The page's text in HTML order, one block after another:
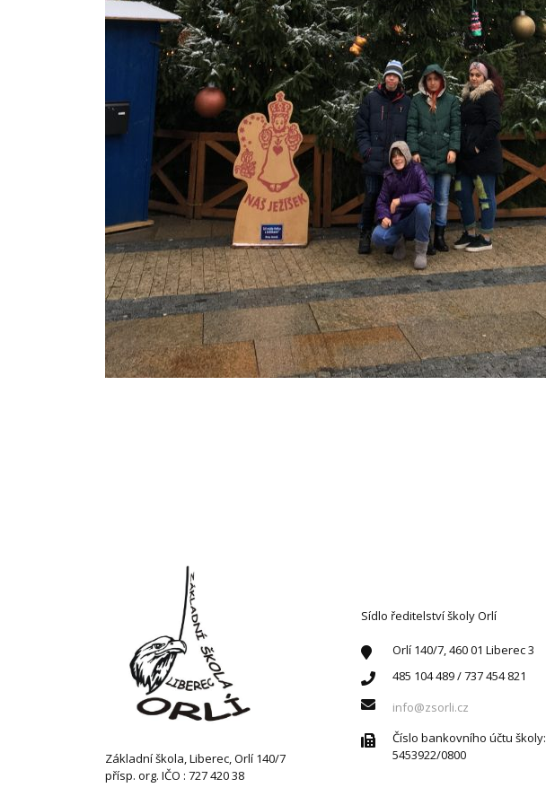
Základní škola, Liberec, Orlí 140/7
přísp. org. IČO : 727 420 38
Sídlo ředitelství školy Orlí
Orlí 140/7, 460 01 Liberec 3
485 104 489 / 737 454 821
info@zsorli.cz
Číslo bankovního účtu školy:
5453922/0800